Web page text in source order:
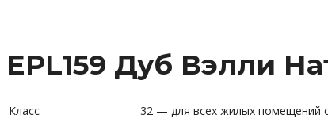
EPL159 Дуб Вэлли
Класс
32 — для всех жилых помещений